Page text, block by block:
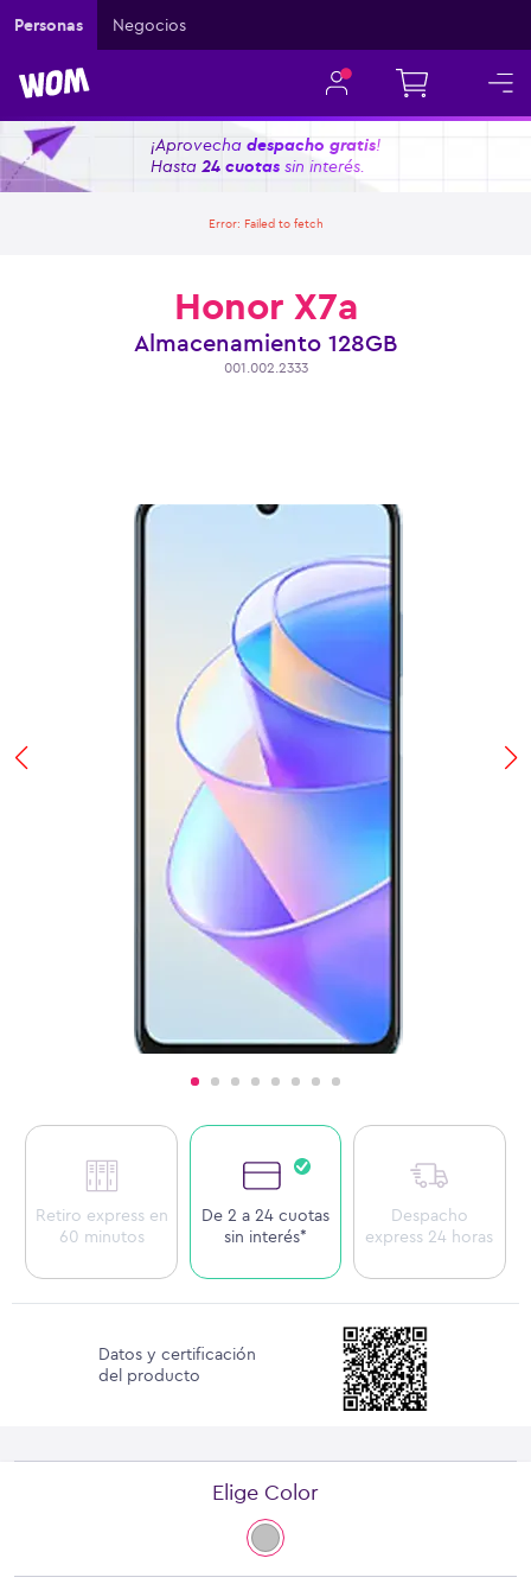
Personas Negocios
¡Aprovecha despacho gratis!
Hasta 24 cuotas sin interés.
Error: Failed to fetch
Honor X7a
Almacenamiento 128GB
001.002.2333
Retiro express en
60 minutos
De 2 a 24 cuotas
sin interés*
Despacho
express 24 horas
Datos y certificación
del producto
Elige Color